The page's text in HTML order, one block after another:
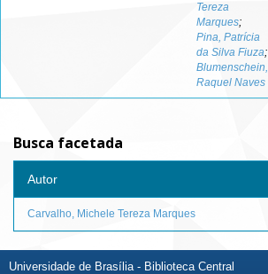
Tereza
Marques;
Pina, Patrícia
da Silva Fiuza;
Blumenschein,
Raquel Naves
Busca facetada
Autor
Carvalho, Michele Tereza Marques
Universidade de Brasília - Biblioteca Central